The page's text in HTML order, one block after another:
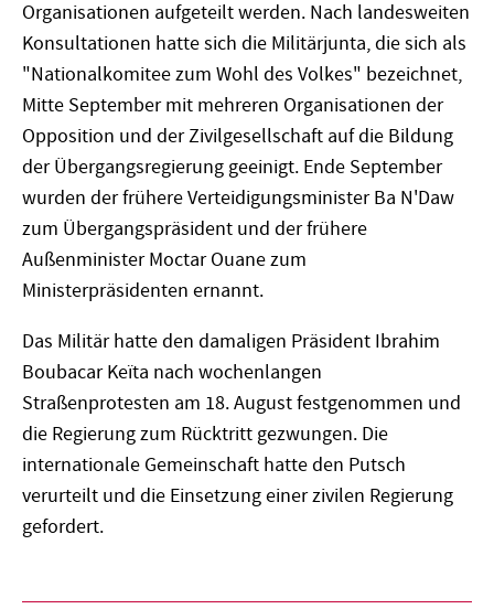
Organisationen aufgeteilt werden. Nach landesweiten
Konsultationen hatte sich die Militärjunta, die sich als
"Nationalkomitee zum Wohl des Volkes" bezeichnet,
Mitte September mit mehreren Organisationen der
Opposition und der Zivilgesellschaft auf die Bildung
der Übergangsregierung geeinigt. Ende September
wurden der frühere Verteidigungsminister Ba N'Daw
zum Übergangspräsident und der frühere
Außenminister Moctar Ouane zum
Ministerpräsidenten ernannt.
Das Militär hatte den damaligen Präsident Ibrahim
Boubacar Keïta nach wochenlangen
Straßenprotesten am 18. August festgenommen und
die Regierung zum Rücktritt gezwungen. Die
internationale Gemeinschaft hatte den Putsch
verurteilt und die Einsetzung einer zivilen Regierung
gefordert.